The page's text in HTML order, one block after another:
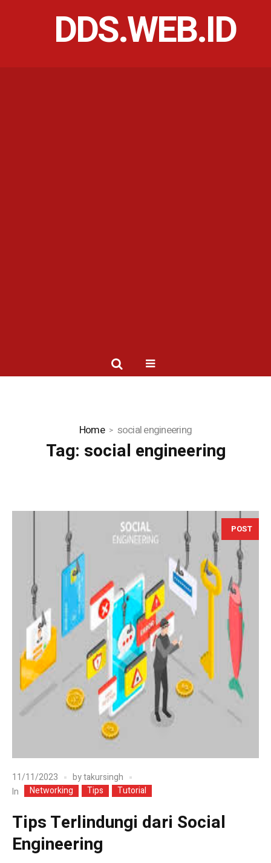
DDS.WEB.ID
Home social engineering
Tag: social engineering
POST
11/11/2023 bytakursingh
In
Networking Tips Tutorial
Tips Terlindungi dari Social
Engineering